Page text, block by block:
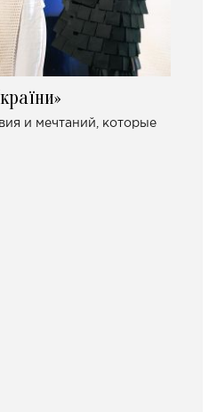
и мечтаний, которые